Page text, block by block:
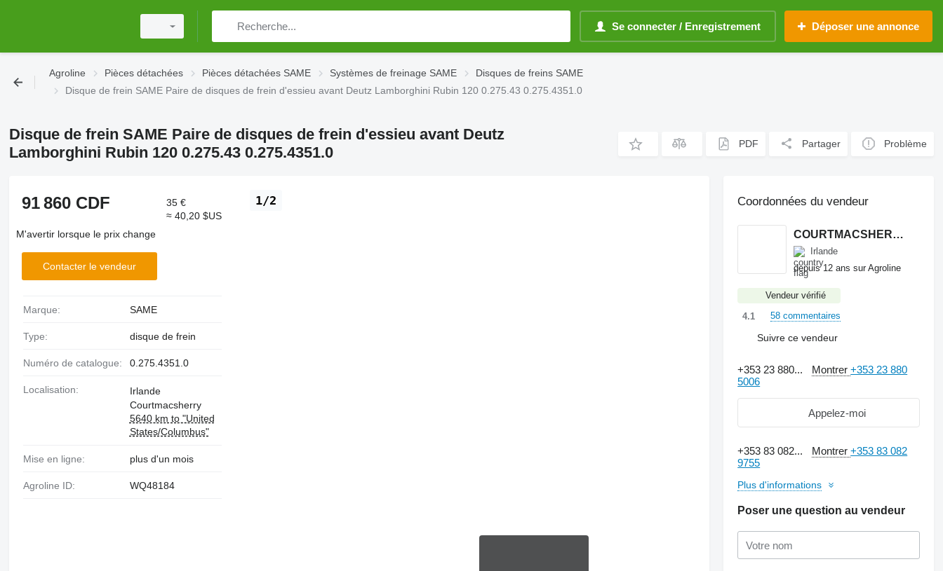
Se connecter / Enregistrement Déposer une annonce
Agroline Pièces détachées Pièces détachées SAME Systèmes de freinage SAME
Disques de freins SAME
Disque de frein SAME Paire de disques de frein d'essieu avant Deutz Lamborghini Rubin 120 0.275.43 0.275.4351.0
Disque de frein SAME Paire de disques de frein d'essieu avant Deutz
Lamborghini Rubin 120 0.275.43 0.275.4351.0
PDF Partager Problème
1/2
91 860 CDF
35 €
≈ 40,20 $US
M'avertir lorsque le prix change
Contacter le vendeur
Marque: SAME
Type: disque de frein
Numéro de catalogue: 0.275.4351.0
Localisation:
Irlande
Courtmacsherry
5640 km to "United
States/Columbus"
Mise en ligne: plus d'un mois
Agroline ID: WQ48184
Coordonnées du vendeur
COURTMACSHERRY MACHINERY LTD
Irlande
depuis 12 ans sur Agroline
Vendeur vérifié
4.1
58 commentaires
Suivre ce vendeur
+353 23 880... Montrer+353 23 880
5006
Appelez-moi
+353 83 082... Montrer+353 83 082
9755
Plus d'informations
Poser une question au vendeur